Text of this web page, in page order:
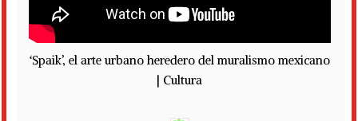
‘Spaik’, el arte urbano heredero del muralismo mexicano
| Cultura